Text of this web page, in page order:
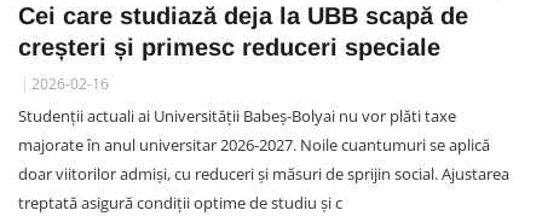
Cei care studiază deja la UBB scapă de
creșteri și primesc reduceri speciale
2026-02-16
Studenții actuali ai Universității Babeș-Bolyai nu vor plăti taxe
majorate în anul universitar 2026-2027. Noile cuantumuri se aplică
doar viitorilor admiși, cu reduceri și măsuri de sprijin social. Ajustarea
treptată asigură condiții optime de studiu și c